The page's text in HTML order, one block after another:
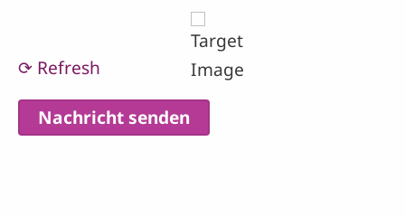
⟳ Refresh